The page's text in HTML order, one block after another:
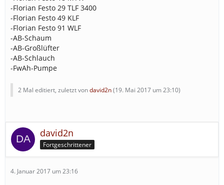
-Florian Festo 29 TLF 3400
-Florian Festo 49 KLF
-Florian Festo 91 WLF
-AB-Schaum
-AB-Großlüfter
-AB-Schlauch
-FwAh-Pumpe
2 Mal editiert, zuletzt vondavid2n(19. Mai 2017 um 23:10)
david2n
Fortgeschrittener
4. Januar 2017 um 23:16